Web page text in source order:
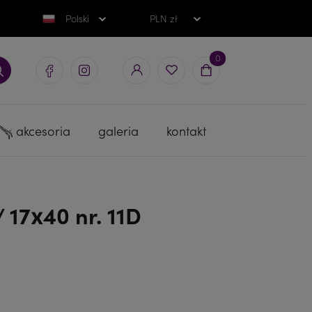
Polski PLN zł
0
akcesoria galeria kontakt
17x40 nr. 11D